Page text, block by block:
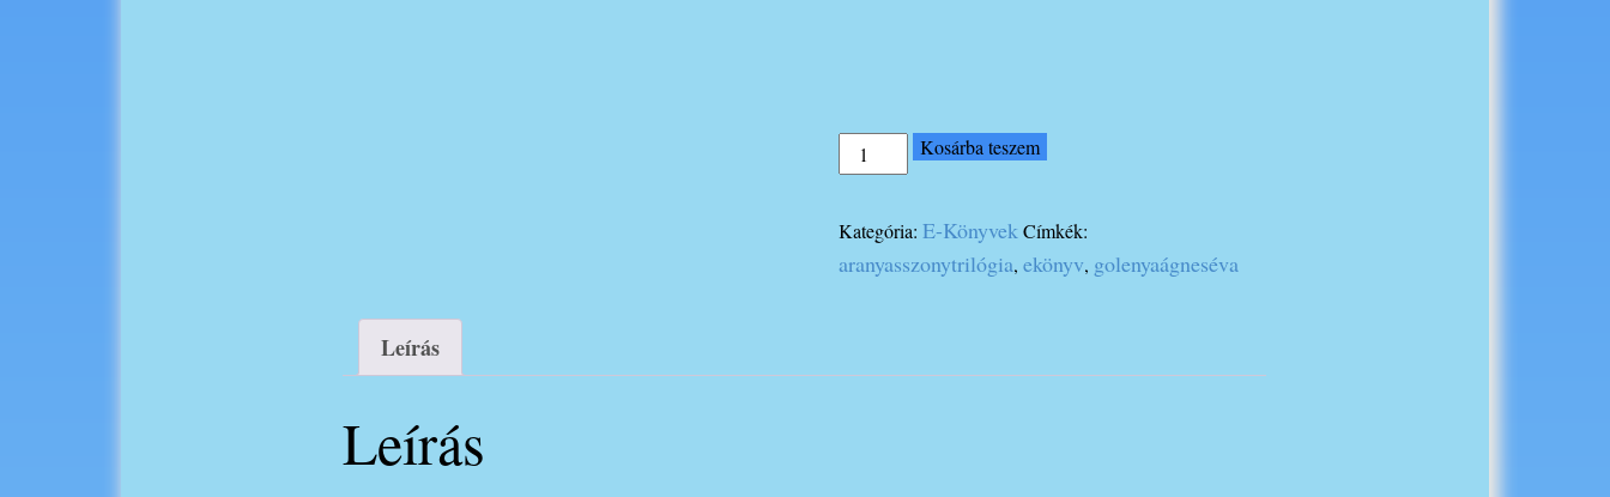
Aranykapu-
könyv
mennyiség
Kosárba teszem
Kategória: E-Könyvek Címkék:
aranyasszonytrilógia, ekönyv, golenyaágneséva
Leírás
Leírás